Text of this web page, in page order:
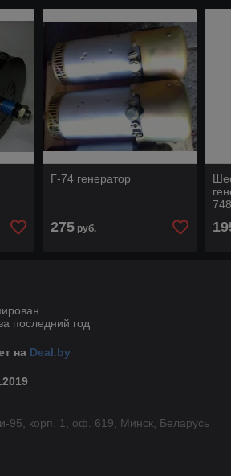
Г-74 генератор
275руб.
последний год
на Deal.by
95, корп. 1, оф. 619, Минск, Беларусь